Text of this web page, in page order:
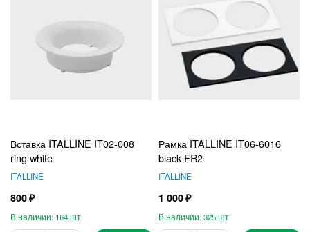
Вставка ITALLINE IT02-008
ring white
ITALLINE
800
164
Рамка ITALLINE IT06-6016
black FR2
ITALLINE
1 000
325